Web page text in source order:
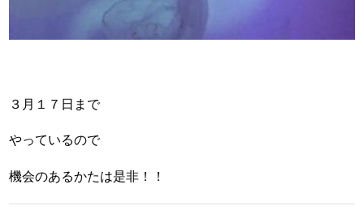
３月１７日まで
やっているので
機会のあるかたは是非！！